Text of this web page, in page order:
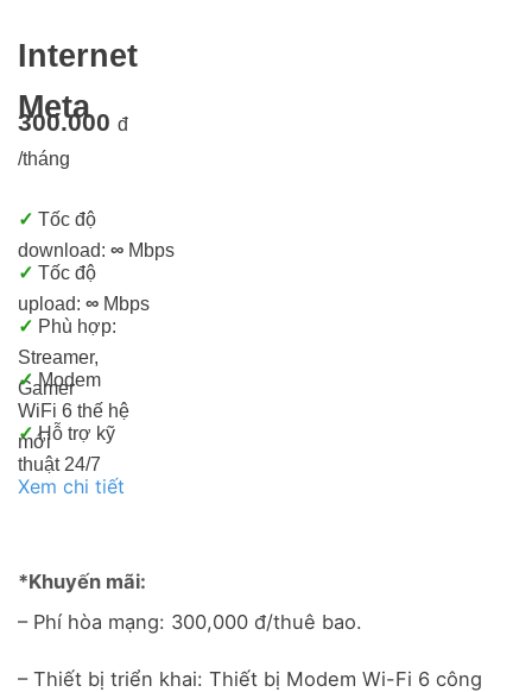
Internet
Meta
300.000 đ
/tháng
✓ Tốc độ
download: ∞ Mbps
✓ Tốc độ
upload: ∞ Mbps
✓ Phù hợp:
Streamer,
Gamer
✓Modem
WiFi 6 thế hệ
mới
✓Hỗ trợ kỹ
thuật 24/7
Xem chi tiết
*Khuyến mãi:
– Phí hòa mạng: 300,000 đ/thuê bao.
– Thiết bị triển khai: Thiết bị Modem Wi-Fi 6 công